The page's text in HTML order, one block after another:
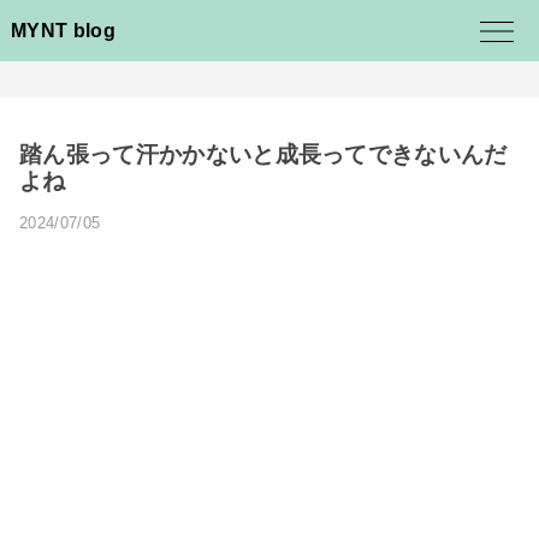
MYNT blog
踏ん張って汗かかないと成長ってできないんだ
よね
2024/07/05